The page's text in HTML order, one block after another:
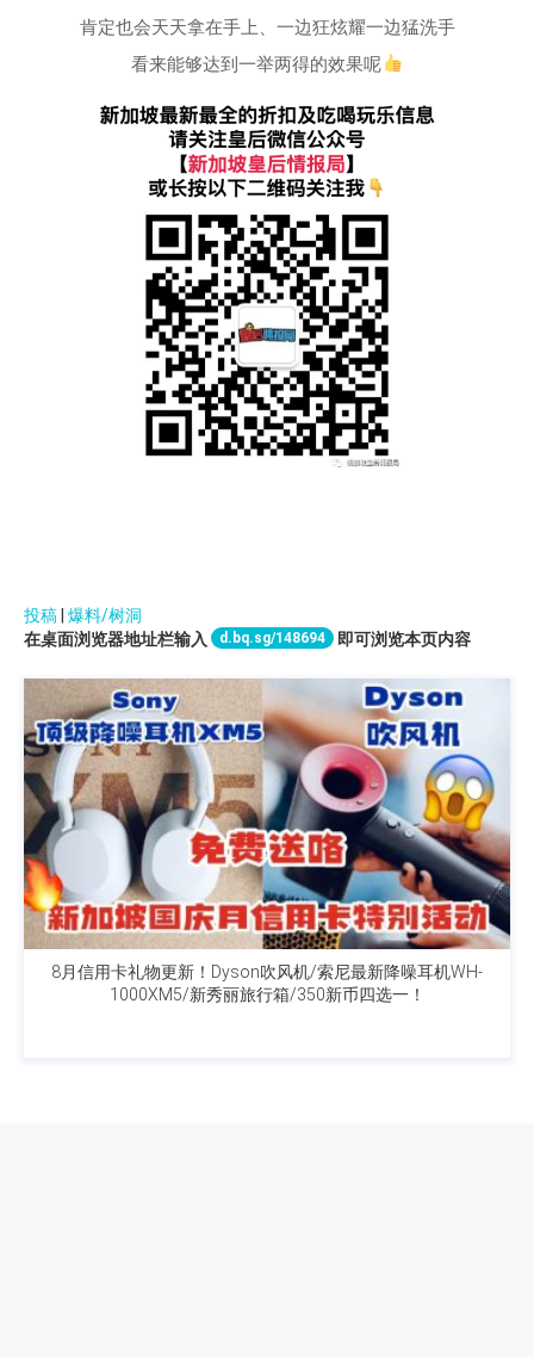
肯定也会天天拿在手上、一边狂炫耀一边猛洗手
看来能够达到一举两得的效果呢
投稿 爆料/树洞
在桌面浏览器地址栏输入
d.bq.sg/148694 即可浏览本页内容
8月信用卡礼物更新！Dyson吹风机/索尼最新降噪耳机WH-
1000XM5/新秀丽旅行箱/350新币四选一！